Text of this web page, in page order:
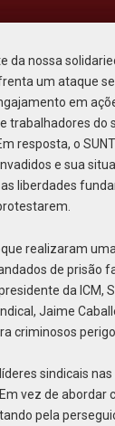
nossa
um ataque
em
trabalhadores
resposta, o
e sua
liberdades
realizaram
de prisão
da ICM,
Jaime
criminosos
sindicais
vez de abordar
pela